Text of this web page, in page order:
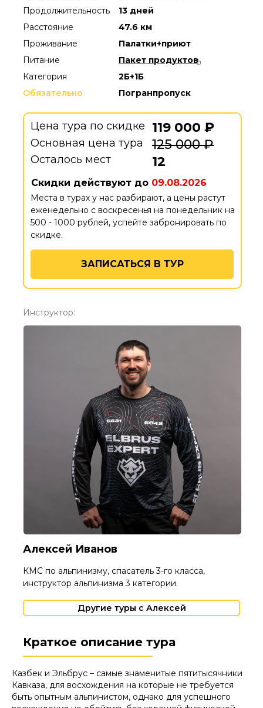
13 дней
Продолжительность
47.6 км
Расстояние
Питание
Категория
Пакет продуктов
2Б+1Б
Палатки+приют
Проживание
Обязательно Погранпропуск
Цена тура по скидке
119 000 ₽
125 000 ₽
Основная цена тура
Осталось мест
12
Места в турах у нас разбирают, а цены растут
еженедельно с воскресенья на понедельник на
500 - 1000 рублей, успейте забронировать по
скидке.
Скидки действуют до 09.08.2026
ЗАПИСАТЬСЯ В ТУР
Инструктор:
Алексей Иванов
КМС по альпинизму, спасатель 3-го класса,
инструктор альпинизма 3 категории.
Другие туры с Алексей
Краткое описание тура
Казбек и Эльбрус – самые знаменитые пятитысячники
Кавказа, для восхождения на которые не требуется
быть опытным альпинистом, однако для успешного